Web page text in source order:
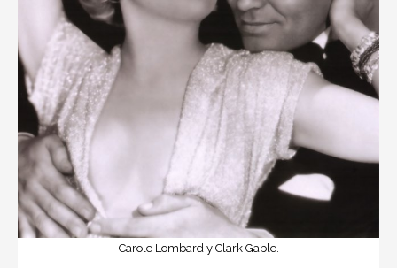
Carole Lombard y Clark Gable.